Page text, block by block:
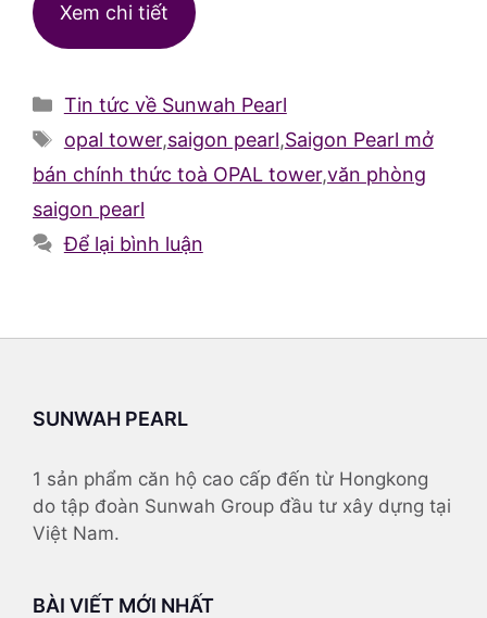
Xem chi tiết
Danh
mục
Tin tức về Sunwah Pearl
Thẻ
opal tower,saigon pearl,Saigon Pearl mở
bán chính thức toà OPAL tower,văn phòng
saigon pearl
Để lại bình luận
SUNWAH PEARL
1 sản phẩm căn hộ cao cấp đến từ Hongkong
do tập đoàn Sunwah Group đầu tư xây dựng tại
Việt Nam.
BÀI VIẾT MỚI NHẤT